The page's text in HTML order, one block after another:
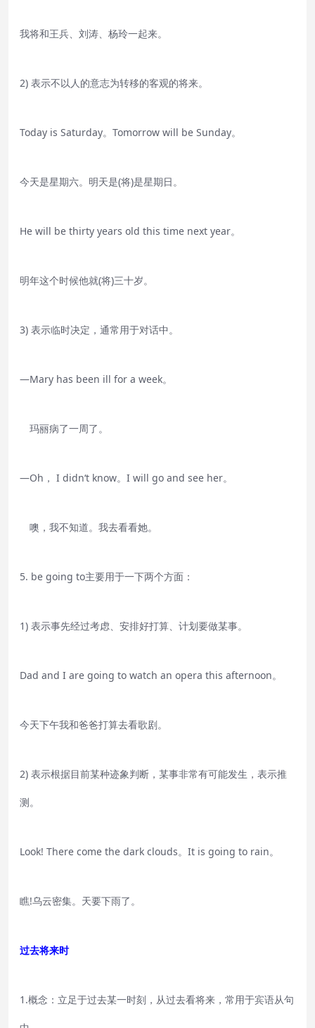
我将和王兵、刘涛、杨玲一起来。
2) 表示不以人的意志为转移的客观的将来。
Today is Saturday。Tomorrow will be Sunday。
今天是星期六。明天是(将)是星期日。
He will be thirty years old this time next year。
明年这个时候他就(将)三十岁。
3) 表示临时决定，通常用于对话中。
—Mary has been ill for a week。
玛丽病了一周了。
—Oh， I didn‘t know。I will go and see her。
噢，我不知道。我去看看她。
5. be going to主要用于一下两个方面：
1) 表示事先经过考虑、安排好打算、计划要做某事。
Dad and I are going to watch an opera this afternoon。
今天下午我和爸爸打算去看歌剧。
2) 表示根据目前某种迹象判断，某事非常有可能发生，表示推
测。
Look! There come the dark clouds。It is going to rain。
瞧!乌云密集。天要下雨了。
过去将来时
1.概念：立足于过去某一时刻，从过去看将来，常用于宾语从句